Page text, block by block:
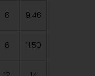
6 9.46
6 11.50